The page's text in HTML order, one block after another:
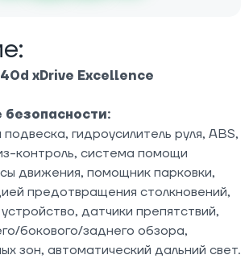
xDrive Excellence
гидроусилитель руля, ABS,
контроль, система помощи
движения, помощник парковки,
предотвращения столкновений,
датчики препятствий,
бокового/заднего обзора,
зон, автоматический дальний свет.